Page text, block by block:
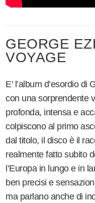
GEORGE
VOYAGE
E' l’album d’esordio
con una sorprendente
profonda, intensa e
colpiscono al primo
dal titolo, il disco è il
realmente fatto subito
l’Europa in lungo e in
ben precisi e
ma parlano anche di